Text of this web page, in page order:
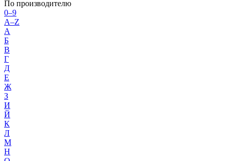
По производителю
0–9
A–Z
А
Б
В
Г
Д
Е
Ж
З
И
Й
К
Л
М
Н